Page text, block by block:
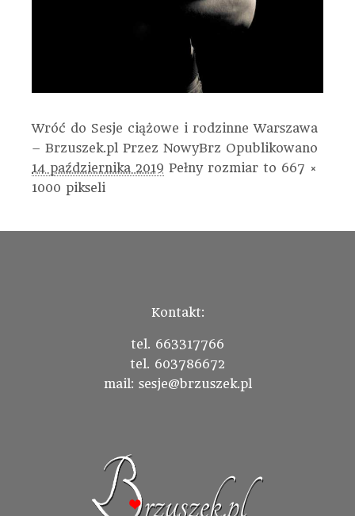
Wróć do Sesje ciążowe i rodzinne Warszawa
– Brzuszek.pl Przez NowyBrz Opublikowano
14 października 2019 Pełny rozmiar to 667 ×
1000 pikseli
Kontakt:
tel. 663317766
tel. 603786672
mail: sesje@brzuszek.pl